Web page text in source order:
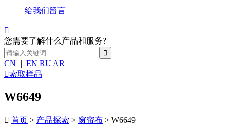
给我们留言

您需要了解什么产品和服务?
CN | EN RU AR
索取样品
W6649
 首页 > 产品探索 > 窗帘布 > W6649